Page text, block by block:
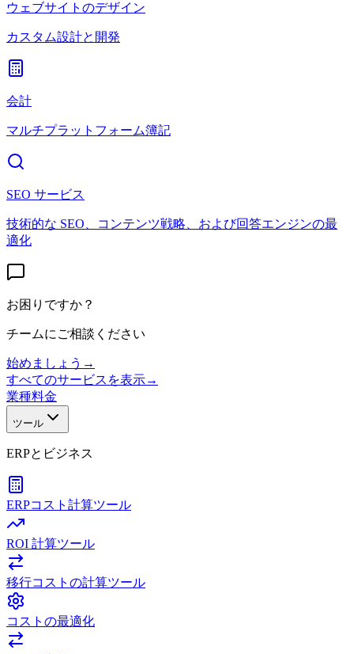
ウェブサイトのデザイン
カスタム設計と開発
会計
マルチプラットフォーム簿記
SEO サービス
技術的な SEO、コンテンツ戦略、および回答エンジンの最
適化
お困りですか？
チームにご相談ください
始めましょう →
すべてのサービスを表示→
業種料金
ツール
ERPとビジネス
ERPコスト計算ツール
ROI 計算ツール
移行コストの計算ツール
コストの最適化